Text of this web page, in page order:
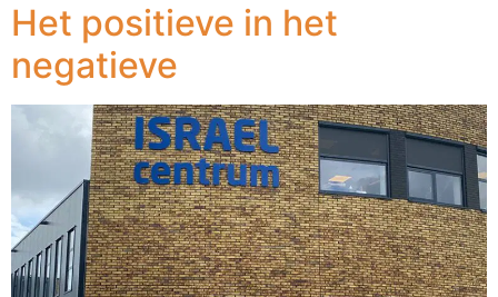
Het positieve in het
negatieve